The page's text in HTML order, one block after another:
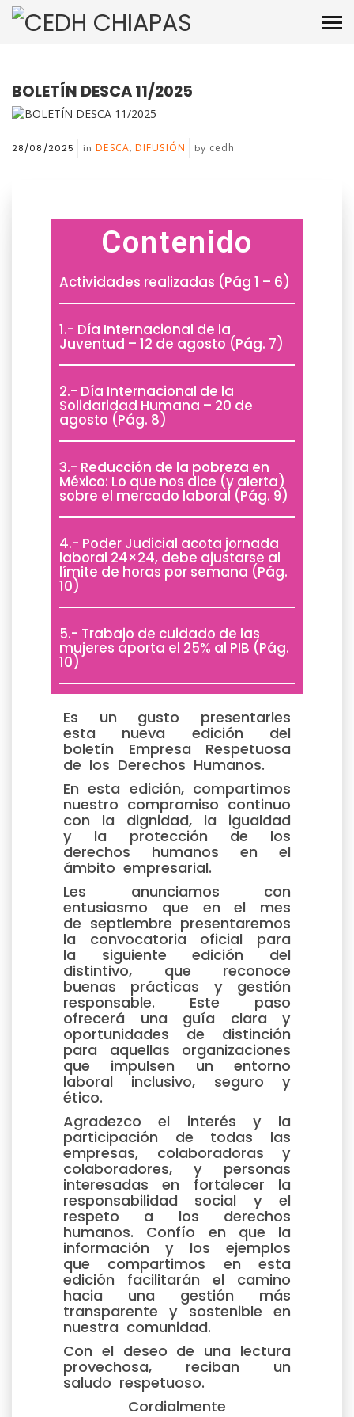
BOLETÍN DESCA 11/2025
28/08/2025 inDESCA,DIFUSIÓN by cedh
Contenido
Actividades realizadas (Pág 1 – 6)
1.- Día Internacional de la
Juventud – 12 de agosto (Pág. 7)
2.- Día Internacional de la
Solidaridad Humana – 20 de
agosto (Pág. 8)
3.- Reducción de la pobreza en
México: Lo que nos dice (y alerta)
sobre el mercado laboral (Pág. 9)
4.- Poder Judicial acota jornada
laboral 24×24, debe ajustarse al
límite de horas por semana (Pág.
10)
5.- Trabajo de cuidado de las
mujeres aporta el 25% al PIB (Pág.
10)
Es un gusto presentarles
esta nueva edición del
boletín Empresa Respetuosa
de los Derechos Humanos.
En esta edición, compartimos
nuestro compromiso continuo
con la dignidad, la igualdad
y la protección de los
derechos humanos en el
ámbito empresarial.
Les anunciamos con
entusiasmo que en el mes
de septiembre presentaremos
la convocatoria oficial para
la siguiente edición del
distintivo, que reconoce
buenas prácticas y gestión
responsable. Este paso
ofrecerá una guía clara y
oportunidades de distinción
para aquellas organizaciones
que impulsen un entorno
laboral inclusivo, seguro y
ético.
Agradezco el interés y la
participación de todas las
empresas, colaboradoras y
colaboradores, y personas
interesadas en fortalecer la
responsabilidad social y el
respeto a los derechos
humanos. Confío en que la
información y los ejemplos
que compartimos en esta
edición facilitarán el camino
hacia una gestión más
transparente y sostenible en
nuestra comunidad.
Con el deseo de una lectura
provechosa, reciban un
saludo respetuoso.
Cordialmente